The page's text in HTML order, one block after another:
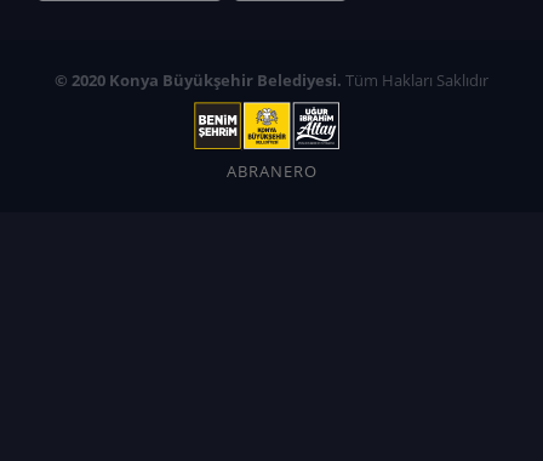
© 2020 Konya Büyükşehir Belediyesi. Tüm Hakları Saklıdır
ABRANERO